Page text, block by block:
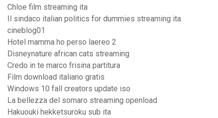
Chloe film streaming ita
Il sindaco italian politics for dummies streaming ita
cineblog01
Hotel mamma ho perso laereo 2
Disneynature african cats streaming
Credo in te marco frisina partitura
Film download italiano gratis
Windows 10 fall creators update iso
La bellezza del somaro streaming openload
Hakuouki hekketsuroku sub ita